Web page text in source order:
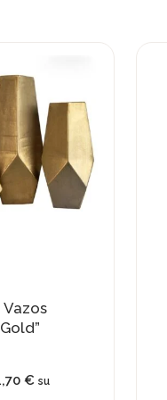
Vazos
€ su